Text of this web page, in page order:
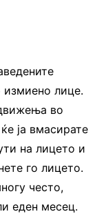
измиено лице.
во
ја вмасирате
на лицето и
го лицето.
често,
еден месец.